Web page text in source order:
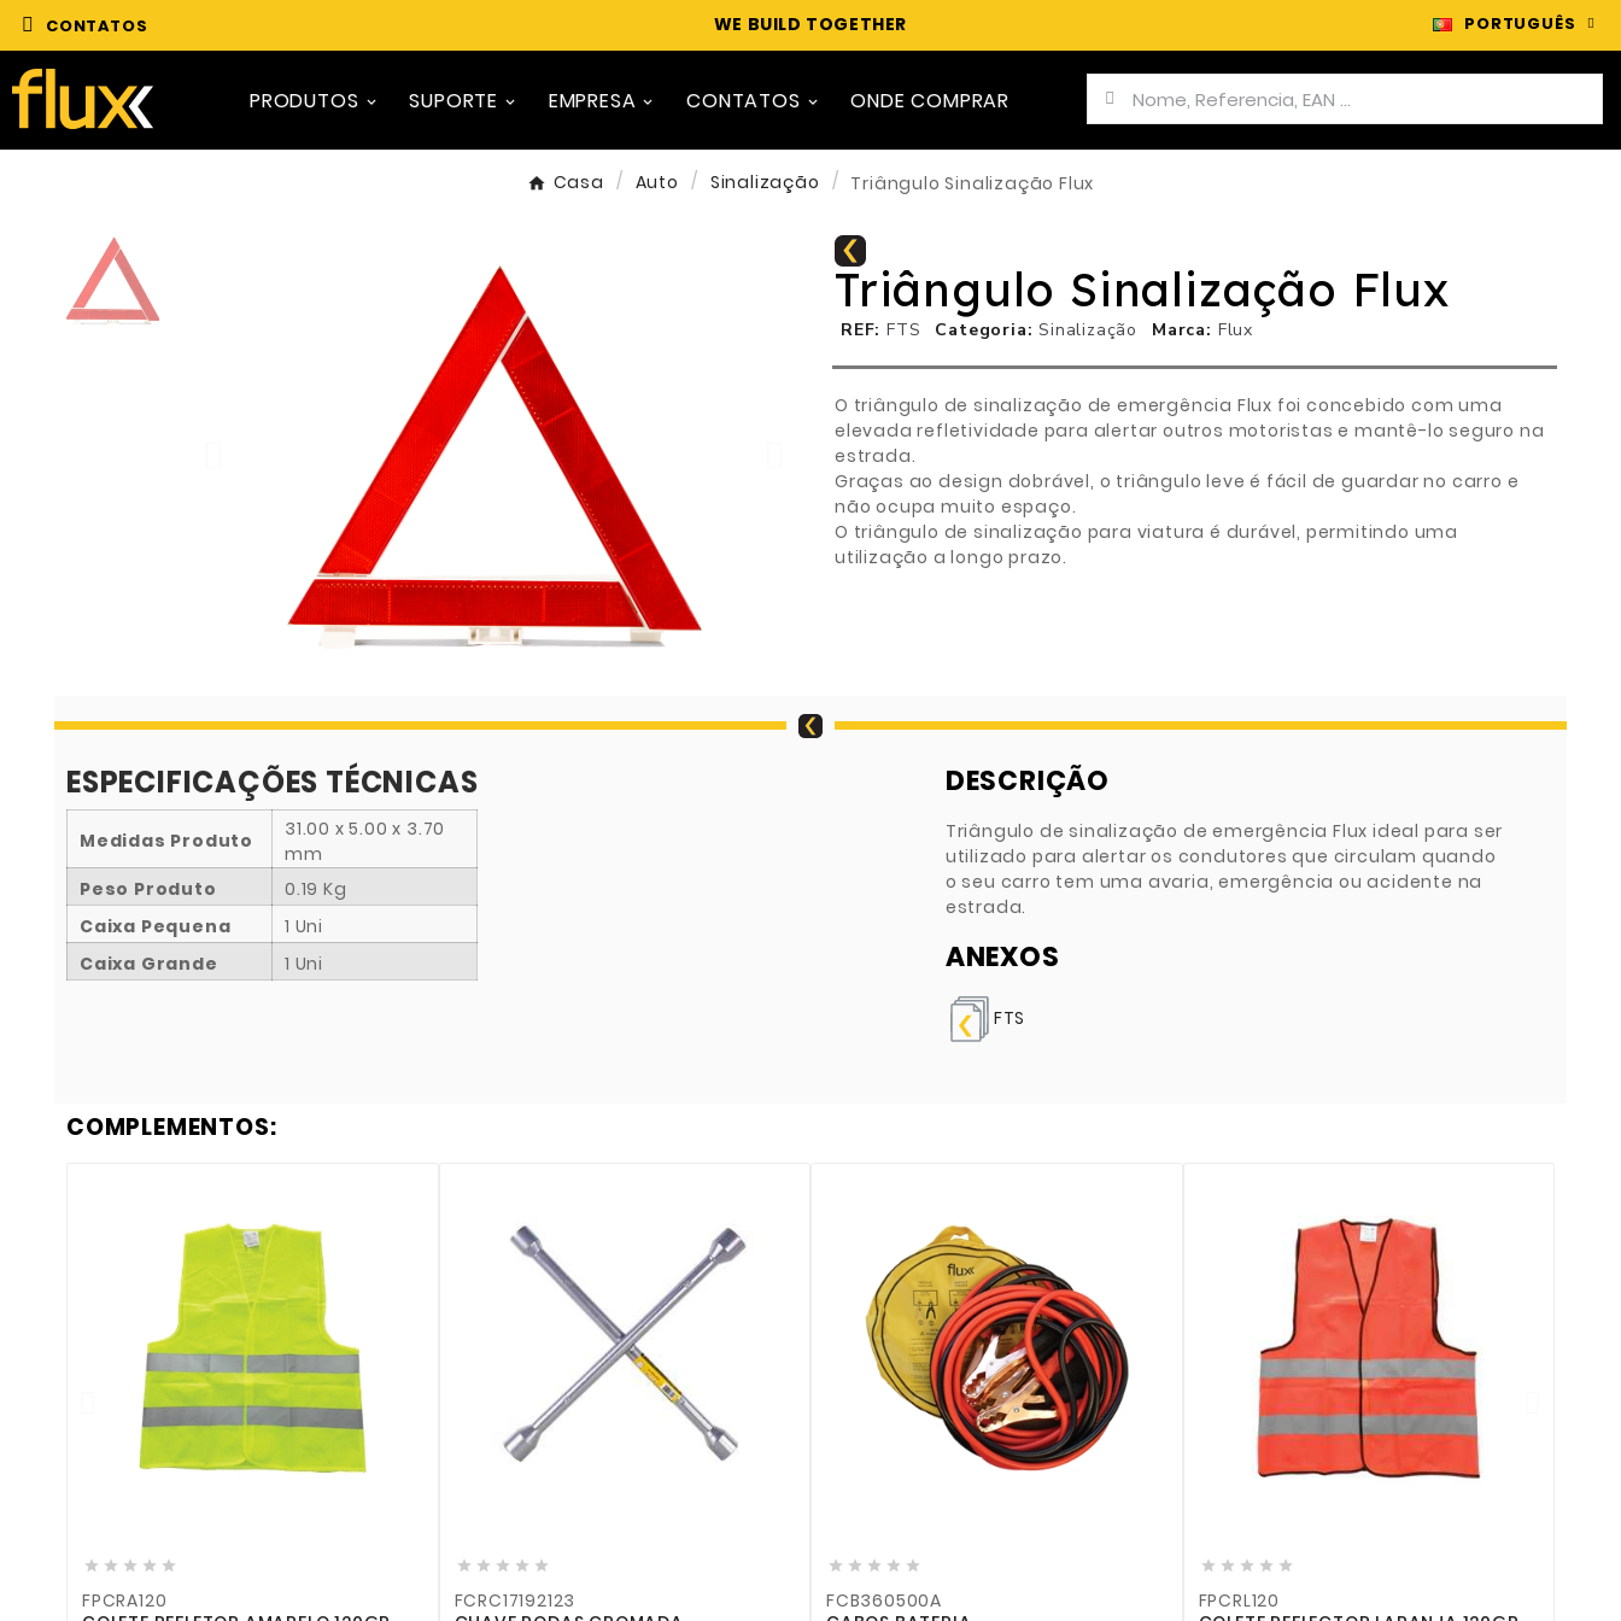
CONTATOS WE BUILD TOGETHER PORTUGUÊS
PRODUTOS SUPORTE EMPRESA CONTATOS ONDE COMPRAR
Casa Auto Sinalização Triângulo Sinalização Flux
Triângulo Sinalização Flux
REF FTS Categoria Sinalização Marca Flux
O triângulo de sinalização de emergência Flux foi concebido com uma
elevada refletividade para alertar outros motoristas e mantê-lo seguro na
estrada.
Graças ao design dobrável, o triângulo leve é fácil de guardar no carro e
não ocupa muito espaço.
O triângulo de sinalização para viatura é durável, permitindo uma
utilização a longo prazo.
ESPECIFICAÇÕES TÉCNICAS
Medidas Produto
31.00 x 5.00 x 3.70
mm
Peso Produto
0.19 Kg
Caixa Pequena
1 Uni
Caixa Grande
1 Uni
DESCRIÇÃO
Triângulo de sinalização de emergência Flux ideal para ser
utilizado para alertar os condutores que circulam quando
o seu carro tem uma avaria, emergência ou acidente na
estrada.
ANEXOS
FTS
COMPLEMENTOS:
    
FPCRA120
    
FCRC17192123
    
FCB360500A
    
FPCRL120